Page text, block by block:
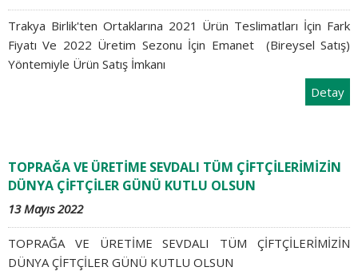
Trakya Birlik'ten Ortaklarına 2021 Ürün Teslimatları İçin Fark
Fiyatı Ve 2022 Üretim Sezonu İçin Emanet (Bireysel Satış)
Yöntemiyle Ürün Satış İmkanı
Detay
TOPRAĞA VE ÜRETİME SEVDALI TÜM ÇİFTÇİLERİMİZİN
DÜNYA ÇİFTÇİLER GÜNÜ KUTLU OLSUN
13 Mayıs 2022
TOPRAĞA VE ÜRETİME SEVDALI TÜM ÇİFTÇİLERİMİZİN
DÜNYA ÇİFTÇİLER GÜNÜ KUTLU OLSUN